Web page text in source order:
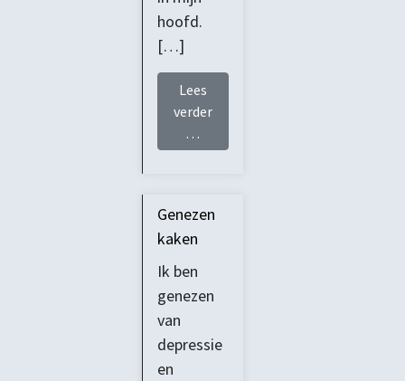
hoofd.
[…]
Lees
verder
…
Genezen
kaken
Ik ben
genezen
van
depressie
en